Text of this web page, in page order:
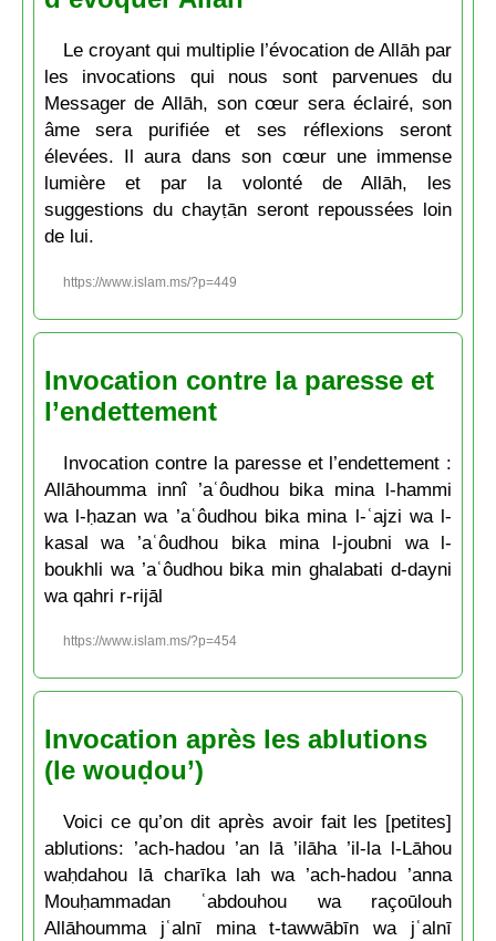
Le croyant qui multiplie l’évocation de Allāh par
les invocations qui nous sont parvenues du
Messager de Allāh, son cœur sera éclairé, son
âme sera purifiée et ses réflexions seront
élevées. Il aura dans son cœur une immense
lumière et par la volonté de Allāh, les
suggestions du chayṭān seront repoussées loin
de lui.
https://www.islam.ms/?p=449
Invocation contre la paresse et
l’endettement
Invocation contre la paresse et l’endettement :
Allāhoumma innî ’aʿôudhou bika mina l-hammi
wa l-ḥazan wa ’aʿôudhou bika mina l-ʿajzi wa l-
kasal wa ’aʿôudhou bika mina l-joubni wa l-
boukhli wa ’aʿôudhou bika min ghalabati d-dayni
wa qahri r-rijāl
https://www.islam.ms/?p=454
Invocation après les ablutions
(le wouḍou’)
Voici ce qu’on dit après avoir fait les [petites]
ablutions: ’ach-hadou ’an lā ’ilāha ’il-la l-Lāhou
waḥdahou lā charīka lah wa ’ach-hadou ’anna
Mouḥammadan ʿabdouhou wa raçoūlouh
Allāhoumma jʿalnī mina t-tawwābīn wa jʿalnī